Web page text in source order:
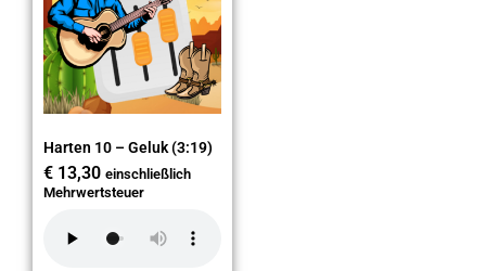
Harten 10 – Geluk (3:19)
€ 13,30 einschließlich
Mehrwertsteuer